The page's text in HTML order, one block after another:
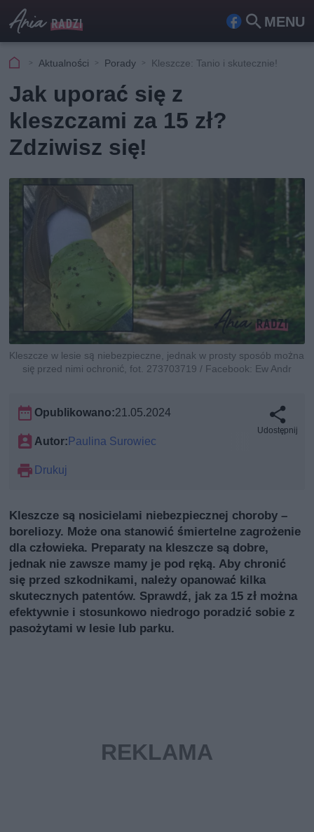
MENU
Fa
ook
Szu
Aktualności Porady Kleszcze: Tanio i skutecznie!
Jak uporać się z
kleszczami za 15 zł?
Zdziwisz się!
Kleszcze w lesie są niebezpieczne, jednak w prosty sposób można
się przed nimi ochronić, fot. 273703719 / Facebook: Ew Andr
Opublikowano:21.05.2024
Autor:Paulina Surowiec
Drukuj
Udostępnij
Kleszcze są nosicielami niebezpiecznej choroby –
boreliozy. Może ona stanowić śmiertelne zagrożenie
dla człowieka. Preparaty na kleszcze są dobre,
jednak nie zawsze mamy je pod ręką. Aby chronić
się przed szkodnikami, należy opanować kilka
skutecznych patentów. Sprawdź, jak za 15 zł można
efektywnie i stosunkowo niedrogo poradzić sobie z
pasożytami w lesie lub parku.